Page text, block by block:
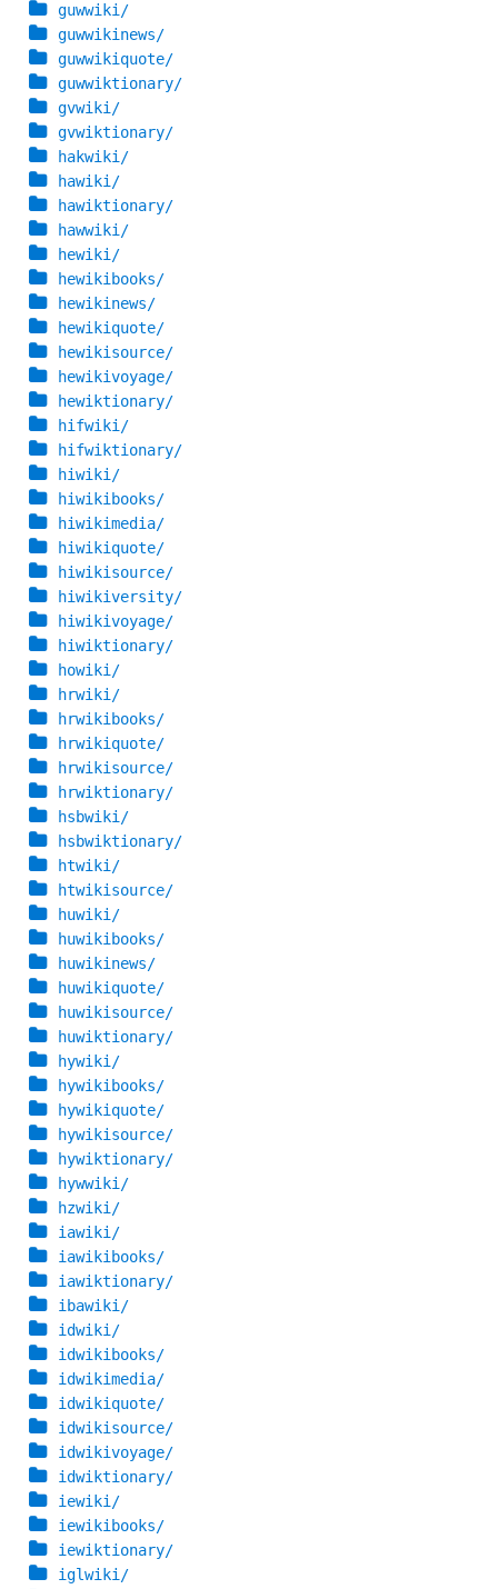
guwwiki/
guwwikinews/
guwwikiquote/
guwwiktionary/
gvwiki/
gvwiktionary/
hakwiki/
hawiki/
hawiktionary/
hawwiki/
hewiki/
hewikibooks/
hewikinews/
hewikiquote/
hewikisource/
hewikivoyage/
hewiktionary/
hifwiki/
hifwiktionary/
hiwiki/
hiwikibooks/
hiwikimedia/
hiwikiquote/
hiwikisource/
hiwikiversity/
hiwikivoyage/
hiwiktionary/
howiki/
hrwiki/
hrwikibooks/
hrwikiquote/
hrwikisource/
hrwiktionary/
hsbwiki/
hsbwiktionary/
htwiki/
htwikisource/
huwiki/
huwikibooks/
huwikinews/
huwikiquote/
huwikisource/
huwiktionary/
hywiki/
hywikibooks/
hywikiquote/
hywikisource/
hywiktionary/
hywwiki/
hzwiki/
iawiki/
iawikibooks/
iawiktionary/
ibawiki/
idwiki/
idwikibooks/
idwikimedia/
idwikiquote/
idwikisource/
idwikivoyage/
idwiktionary/
iewiki/
iewikibooks/
iewiktionary/
iglwiki/